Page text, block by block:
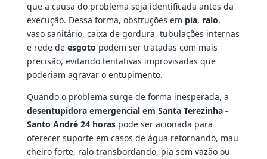
que a causa do problema seja identificada antes da
execução. Dessa forma, obstruções em pia, ralo,
vaso sanitário, caixa de gordura, tubulações internas
e rede de esgoto podem ser tratadas com mais
precisão, evitando tentativas improvisadas que
poderiam agravar o entupimento.
Quando o problema surge de forma inesperada, a
desentupidora emergencial em Santa Terezinha -
Santo André 24 horaspode ser acionada para
oferecer suporte em casos de água retornando, mau
cheiro forte, ralo transbordando, pia sem vazão ou